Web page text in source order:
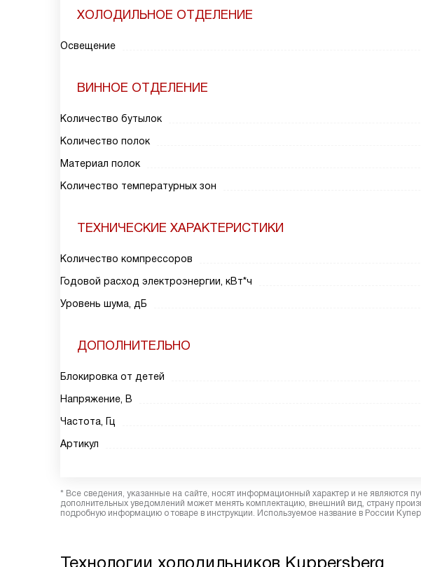
ХОЛОДИЛЬНОЕ ОТДЕЛЕНИЕ
Освещение
ВИННОЕ ОТДЕЛЕНИЕ
Количество бутылок
Количество полок
Материал полок
Количество температурных зон
ТЕХНИЧЕСКИЕ ХАРАКТЕРИСТИКИ
Количество компрессоров
Годовой расход электроэнергии, кВт*ч
Уровень шума, дБ
ДОПОЛНИТЕЛЬНО
Блокировка от детей
Напряжение, В
Частота, Гц
Артикул
* Все сведения, указанные на сайте, носят информационный характер и не являются
дополнительных уведомлений может менять комплектацию, внешний вид, страну
подробную информацию о товаре в инструкции. Используемое название в России
Технологии холодильников Kuppersberg